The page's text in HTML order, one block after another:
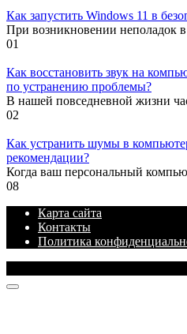
Как запустить Windows 11 в
При возникновении неполадок
01
Как восстановить звук на
по устранению проблемы?
В нашей повседневной жизни
02
Как устранить шумы в
рекомендации?
Когда ваш персональный
08
Карта сайта
Контакты
Политика